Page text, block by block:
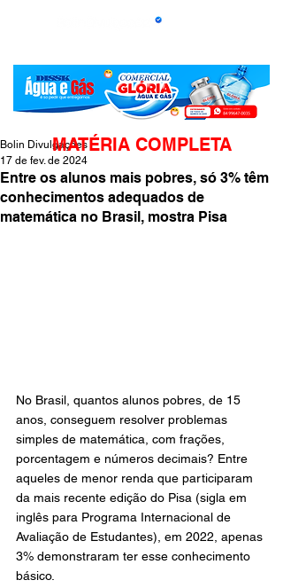
Entre os alunos mais pobres, só 3% têm
conhecimentos adequados de
matemática no Brasil, mostra Pisa
Bolin Divulgações
17 de fev. de 2024
No Brasil, quantos alunos pobres, de 15
anos, conseguem resolver problemas
simples de matemática, com frações,
porcentagem e números decimais? Entre
aqueles de menor renda que participaram
da mais recente edição do Pisa (sigla em
inglês para Programa Internacional de
Avaliação de Estudantes), em 2022, apenas
3% demonstraram ter esse conhecimento
básico.
MATÉRIA COMPLETA